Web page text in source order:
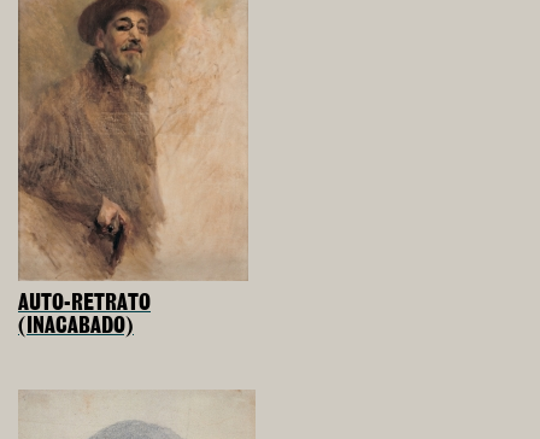
AUTO-RETRATO
(INACABADO)